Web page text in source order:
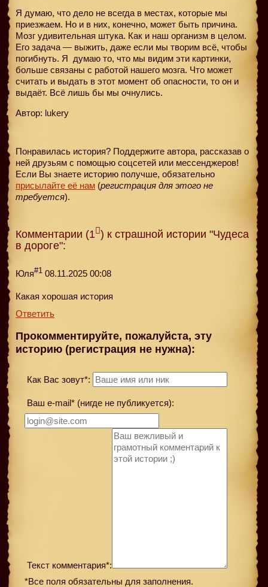
Я думаю, что дело не всегда в местах, которые мы
приезжаем. Но и в них, конечно, может быть причина.
Мозг удивительная штука. Как и наш организм в целом.
Его задача — выжить, даже если мы творим всё, чтобы
погибнуть. Я думаю то, что мы видим эти картинки,
больше связаны с работой нашего мозга. Что может
считать и выдать в этот момент об опасности, то он и
выдаёт. Всё лишь бы мы очнулись.
Автор: lukery
Понравилась история? Поддержите автора, рассказав о
ней друзьям с помощью соцсетей или мессенджеров!
Если Вы знаете историю получше, обязательно
присылайте её нам (регистрация для этого не
требуется).
Комментарии (1 ) к страшной истории "Чудеса
в дороге":
Юля#1 08.11.2025 00:08
Какая хорошая история
Ответить
Прокомментируйте, пожалуйста, эту
историю (регистрация не нужна):
Как Вас зовут*:
Ваш e-mail* (нигде не публикуется):
Текст комментария*:
*Все поля обязательны для заполнения.